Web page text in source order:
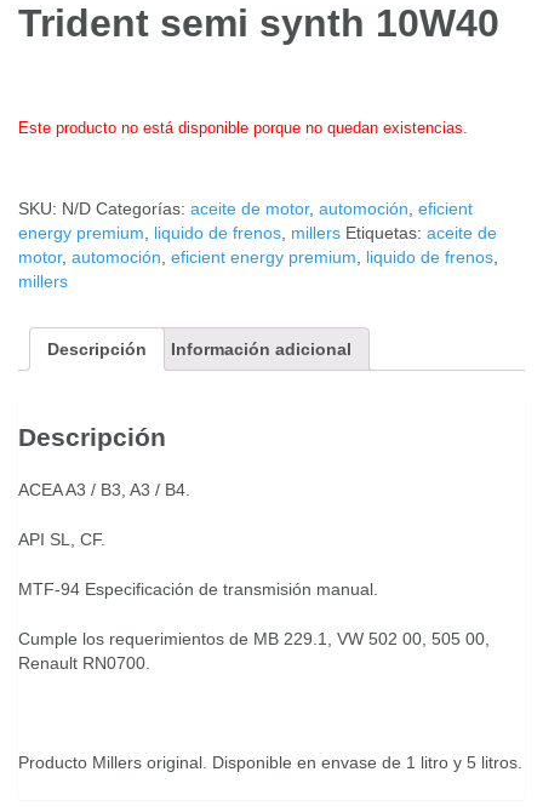
Trident semi synth 10W40
Este producto no está disponible porque no quedan existencias.
SKU: N/D Categorías: aceite de motor, automoción eficient
energy premium
liquido de frenos millers Etiquetas: aceite de
motor, automoción eficient energy premium liquido de frenos
millers
Descripción Información adicional
Descripción
ACEA A3 / B3, A3 / B4.
API SL, CF.
MTF-94 Especificación de transmisión manual.
Cumple los requerimientos de MB 229.1, VW 502 00, 505 00,
Renault RN0700.
Producto Millers original. Disponible en envase de 1 litro y 5 litros.